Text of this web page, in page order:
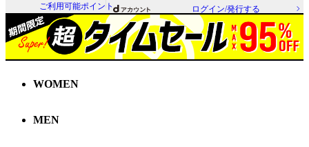
ご利用可能ポイント ログイン/発行する
WOMEN
MEN